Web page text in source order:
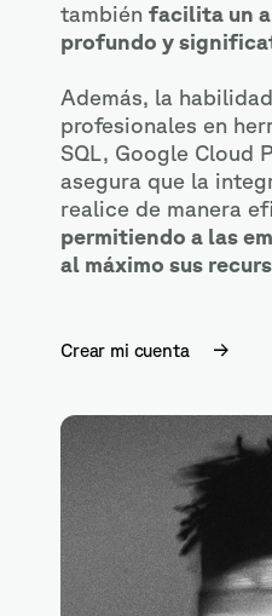
también facilita un
profundo y
Además, la
profesionales en
SQL, Google Cloud
asegura que la
realice de manera
permitiendo a las
al máximo sus
Crear mi cuenta